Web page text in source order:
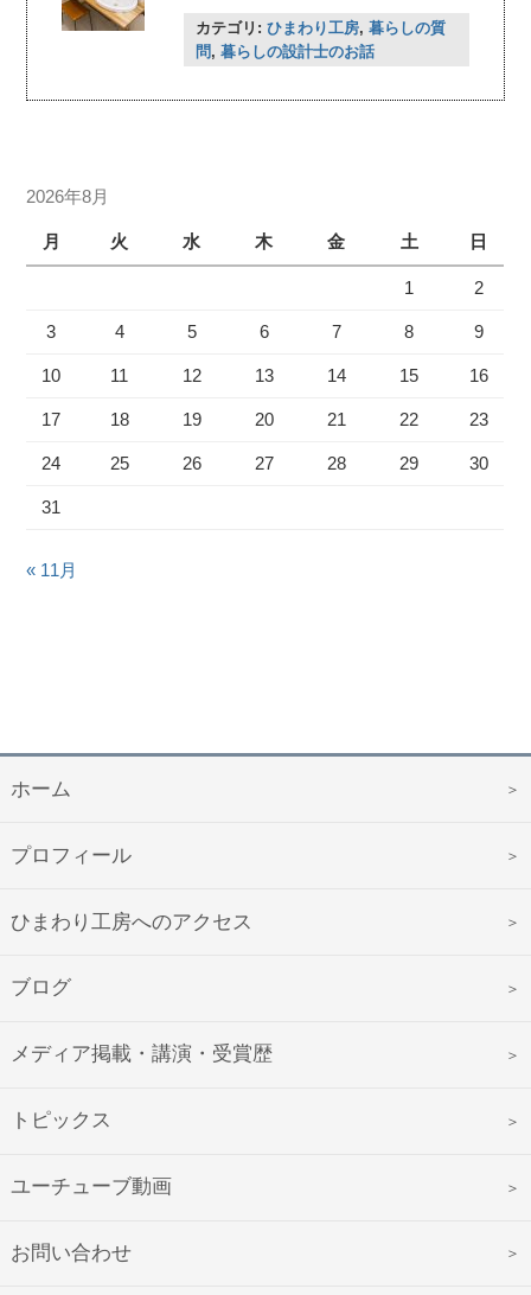
カテゴリ: ひまわり工房, 暮らしの質
問, 暮らしの設計士のお話
2026年8月
月 火 水 木 金 土 日
1 2
3 4 5 6 7 8 9
10 11 12 13 14 15 16
17 18 19 20 21 22 23
24 25 26 27 28 29 30
31
« 11月
ホーム
プロフィール
ひまわり工房へのアクセス
ブログ
メディア掲載・講演・受賞歴
トピックス
ユーチューブ動画
お問い合わせ